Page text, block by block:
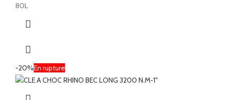
80L
-20%En rupture